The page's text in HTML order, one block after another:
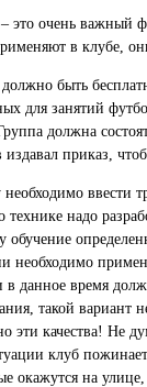
это очень важный
в клубе,
быть
для занятий
должна
издавал приказ,
ввести
технике надо
обучение
необходимо
данное время
такой вариант
эти качества! Не
клуб
окажутся на